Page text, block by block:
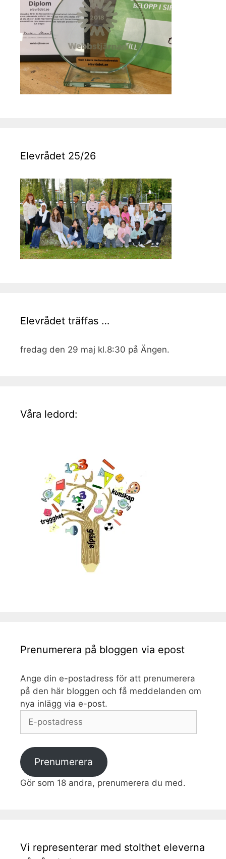
Elevrådet 25/26
Elevrådet träffas …
fredag den 29 maj kl.8:30 på Ängen.
Våra ledord:
Prenumerera på bloggen via epost
Ange din e-postadress för att prenumerera
på den här bloggen och få meddelanden om
nya inlägg via e-post.
postadress
Prenumerera
Gör som 18 andra, prenumerera du med.
Vi representerar med stolthet eleverna